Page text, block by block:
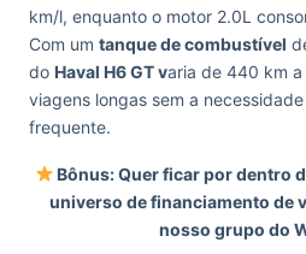
km/l, enquanto o motor 2.0L
Com um tanque de combustível
do Haval H6 GT varia de 440 km
viagens longas sem a
frequente.
Bônus: Quer ficar por dentro
universo de financiamento de
nosso grupo do